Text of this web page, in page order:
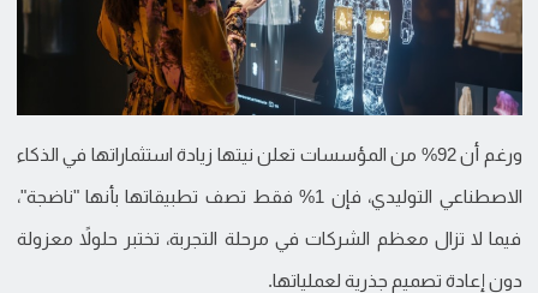
ورغم أن 92% من المؤسسات تعلن نيتها زيادة استثماراتها في الذكاء
الاصطناعي التوليدي، فإن 1% فقط تصف تطبيقاتها بأنها "ناضجة"،
فيما لا تزال معظم الشركات في مرحلة التجربة، تختبر حلولاً معزولة
دون إعادة تصميم جذرية لعملياتها.